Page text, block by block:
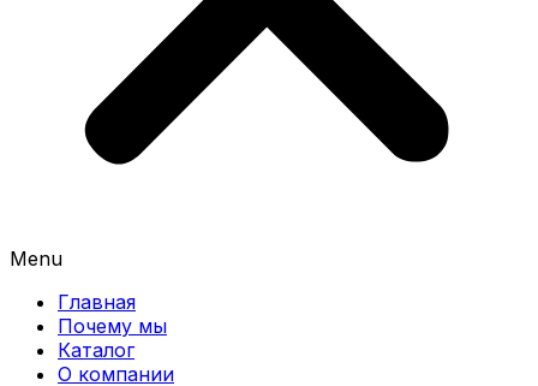
Menu
Главная
Почему мы
Каталог
О компании